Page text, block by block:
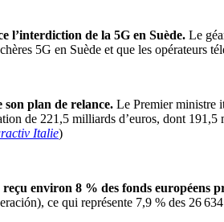
l’interdiction de la 5G en Suède. Le
5G en Suède et que les opérateurs
plan de relance. Le Premier ministre
de 221,5 milliards d’euros, dont
Italie)
environ 8 % des fonds européens
ce qui représente 7,9 % des 26